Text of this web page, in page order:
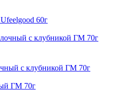
60г
с клубникой ГМ 70г